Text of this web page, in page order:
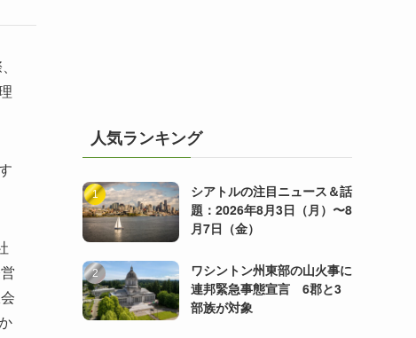
人気ランキング
シアトルの注目ニュース＆話
題：2026年8月3日（月）〜8
月7日（金）
ワシントン州東部の山火事に
連邦緊急事態宣言 6郡と3
部族が対象